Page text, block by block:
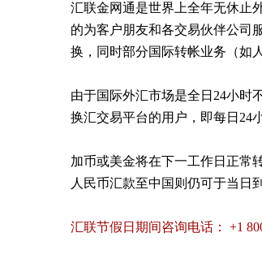
汇联金网通是世界上全年无休止
的为客户朋友和各交易伙伴公司
换，同时部分国际转帐业务（如
由于国际外汇市场是全日 24小时
换汇交易平台的用户，即每日 24
加币或美金将在下一工作日正常
人民币汇款至中国则仍可于当日
汇联节假日期间咨询电话： +1